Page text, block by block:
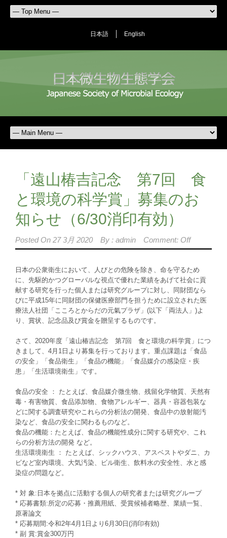
日本語 English
「遠山椿吉記念 第7回 食
と環境の科学賞」募集のお
知らせ（6/30消印有効）
Posted On 27 3月 2020 By : admin Comment: Off
日本の公衆衛生において、人びとの危険を除き、命を守るため
に、先駆的かつグローバルな視点で優れた業績をあげて社会に貢
献する研究を行った個人または研究グループに対し、同財団なら
びに平成15年に同財団の保健医療部門を担うために設立された医
療法人社団「こころとからだの元氣プラザ」(以下「両法人」)よ
り、賞状、記念品及び賞金を贈呈するものです。
さて、2020年度「遠山椿吉記念 第7回 食と環境の科学賞」につ
きまして、4月1日より募集を行っております。重点課題は「食品
の安全」「食品衛生」「食品の機能」「食品媒介の感染症・疾
患」「生活環境衛生」です。
食品の安全 ： たとえば、食品媒介微生物、残留化学物質、天然有
毒・有害物質、食品添加物、食物アレルギー、器具・容器包装な
どに関する調査研究やこれらの分析法の開発、食品中の放射能汚
染など、食品の安全に関わるものなど。
食品の機能：たとえば、食品の機能性成分に関する研究や、これ
らの分析方法の開発 など。
生活環境衛生 ： たとえば、シックハウス、アスベストやダニ、カ
ビなど室内環境、大気汚染、ビル衛生、飲料水の安全性、水と感
染症の問題など。
* 対 象:日本を拠点に活動する個人の研究者または研究グループ
* 応募書類:所定の応募・推薦用紙、受賞候補者略歴、業績一覧、
原著論文
* 応募期間:令和2年4月1日より6月30日(消印有効)
* 副 賞:賞金300万円